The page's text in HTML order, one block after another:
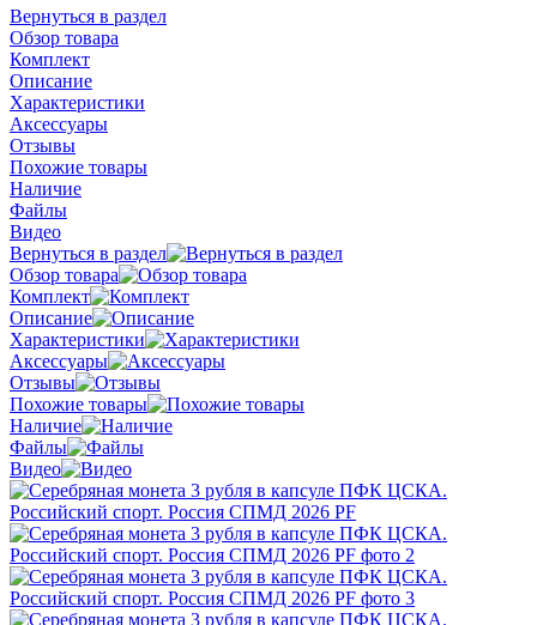
Вернуться в раздел
Обзор товара
Комплект
Описание
Характеристики
Аксессуары
Отзывы
Похожие товары
Наличие
Файлы
Видео
Вернуться в раздел
Обзор товара
Комплект
Описание
Характеристики
Аксессуары
Отзывы
Похожие товары
Наличие
Файлы
Видео